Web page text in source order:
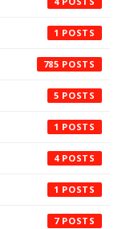
1
785
5
1
4
1
7